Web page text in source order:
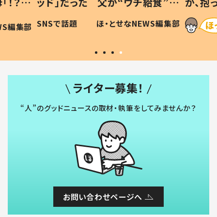
作り続ける理由とは #令和の親
#令和の子
SNSで話題 ほ・とせなNEWS編集部
「涙が出まし
い」
ライター募集！
“人”のグッドニュースの取材・執筆をしてみませんか？
お問い合わせページへ